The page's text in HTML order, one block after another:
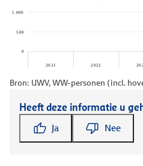
Bron: UWV, WW-personen (incl.
Heeft deze informatie u
Ja Nee